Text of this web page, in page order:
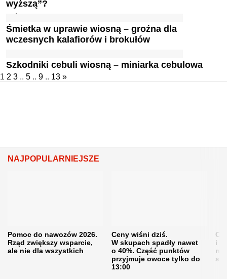
wyższą”?
Śmietka w uprawie wiosną – groźna dla
wczesnych kalafiorów i brokułów
Szkodniki cebuli wiosną – miniarka cebulowa
1 2 3 .. 5 .. 9 .. 13 »
NAJPOPULARNIEJSZE
Pomoc do nawozów 2026.
Rząd zwiększy wsparcie,
ale nie dla wszystkich
Ceny wiśni dziś.
W skupach spadły nawet
o 40%. Część punktów
przyjmuje owoce tylko do
13:00
i